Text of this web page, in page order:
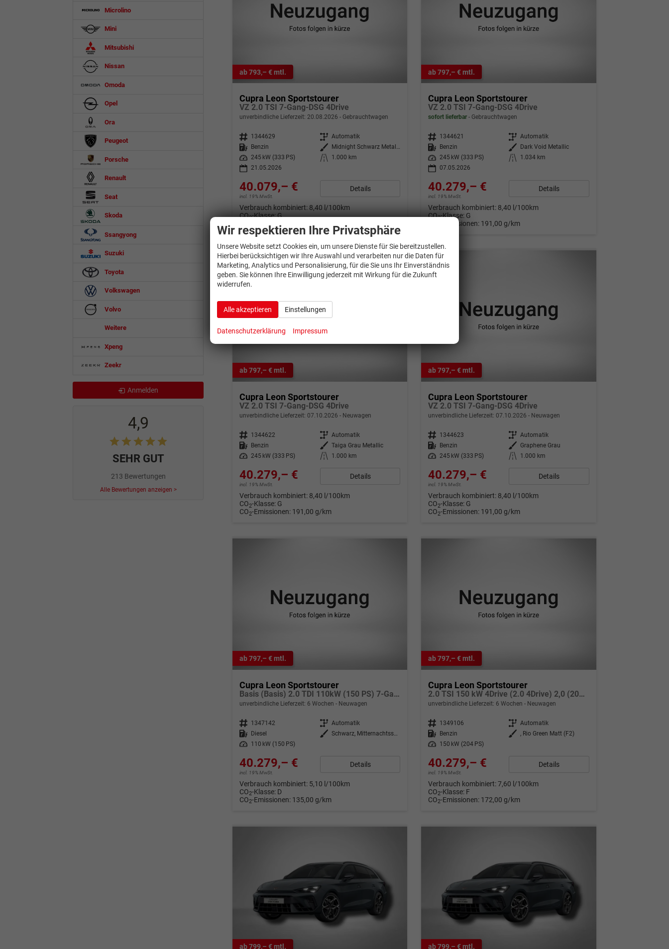
ab 793,– € mtl.
Cupra Leon Sportstourer
VZ 2.0 TSI 7-Gang-DSG 4Drive
unverbindliche Lieferzeit: 20.08.2026 Gebrauchtwagen
Fahrzeugnr. 1344629 Getriebe Automatik
Kraftstoff
Benzin Außenfarbe
Midnight Schwarz Metallic
Leistung
245 kW (333 PS) Kilometerstand
1.000 km
21.05.2026
40.079,– €
incl. 19% MwSt.
Details
Verbrauch kombiniert: 8,40 l/100km
CO2-Klasse:G
-Emissionen: 191,00 g/km
ab 797,– € mtl.
Cupra Leon Sportstourer
VZ 2.0 TSI 7-Gang-DSG 4Drive
sofort lieferbar Gebrauchtwagen
Fahrzeugnr. 1344621 Getriebe Automatik
Kraftstoff
Benzin Außenfarbe
Dark Void Metallic
Leistung
245 kW (333 PS) Kilometerstand
1.034 km
07.05.2026
40.279,– €
incl. 19% MwSt.
Details
Verbrauch kombiniert: 8,40 l/100km
CO2-Klasse: G
-Emissionen: 191,00 g/km
ab 797,– € mtl.
Cupra Leon Sportstourer
VZ 2.0 TSI 7-Gang-DSG 4Drive
unverbindliche Lieferzeit: 07.10.2026 Neuwagen
Fahrzeugnr. 1344622 Getriebe Automatik
Kraftstoff
Benzin Außenfarbe Taiga Grau Metallic
Leistung
245 kW (333 PS) Kilometerstand 1.000 km
40.279,– €
incl. 19% MwSt.
Details
Verbrauch kombiniert: 8,40 l/100km
CO2-Klasse: G
CO2-Emissionen: 191,00 g/km
ab 797,– € mtl.
Cupra Leon Sportstourer
VZ 2.0 TSI 7-Gang-DSG 4Drive
unverbindliche Lieferzeit: 07.10.2026 Neuwagen
Fahrzeugnr. 1344623 Getriebe Automatik
Kraftstoff
Benzin Außenfarbe
Graphene Grau
Leistung
245 kW (333 PS) Kilometerstand 1.000 km
40.279,– €
incl. 19% MwSt.
Details
Verbrauch kombiniert: 8,40 l/100km
CO2-Klasse: G
CO2-Emissionen: 191,00 g/km
ab 797,– € mtl.
Cupra Leon Sportstourer
Basis (Basis) 2.0 TDI 110kW (150 PS) 7-Gang DSG
unverbindliche Lieferzeit: 6 Wochen Neuwagen
Fahrzeugnr. 1347142 Getriebe Automatik
Kraftstoff Diesel Außenfarbe
Schwarz, Mitternachtsschwarz (0E)
Leistung
110 kW (150 PS)
40.279,– €
incl. 19% MwSt.
Details
Verbrauch kombiniert: 5,10 l/100km
CO2-Klasse: D
CO2-Emissionen: 135,00 g/km
ab 797,– € mtl.
Cupra Leon Sportstourer
2.0 TSI 150 kW 4Drive (2.0 4Drive) 2,0 (204 PS) 16V
unverbindliche Lieferzeit: 6 Wochen Neuwagen
Fahrzeugnr. 1349106 Getriebe Automatik
Kraftstoff Benzin Außenfarbe
, Rio Green Matt (F2)
Leistung
150 kW (204 PS)
40.279,– €
incl. 19% MwSt.
Details
Verbrauch kombiniert:7,60 l/100km
CO2-Klasse: F
CO2-Emissionen: 172,00 g/km
ab 799,– € mtl. ab 799,– € mtl.
Microlino
Mini
Mitsubishi
Nissan
Omoda
Opel
Ora
Peugeot
Porsche
Renault
Seat
Skoda
Ssangyong
Suzuki
Toyota
Volkswagen
Volvo
Weitere
Xpeng
Zeekr
Anmelden
4,9
SEHR GUT
213 Bewertungen
Alle Bewertungen anzeigen >
Wir respektieren Ihre Privatsphäre
Unsere Website setzt Cookies ein, um unsere Dienste für Sie bereitzustellen.
Hierbei berücksichtigen wir Ihre Auswahl und verarbeiten nur die Daten für
Marketing, Analytics und Personalisierung, für die Sie uns Ihr Einverständnis
geben. Sie können Ihre Einwilligung jederzeit mit Wirkung für die Zukunft
widerrufen.
Alle akzeptieren Einstellungen
Datenschutzerklärung Impressum